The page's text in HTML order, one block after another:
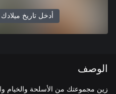
أدخل تاريخ ميلادك
الوصف
زين مجموعتك من الأسلحة والخيام